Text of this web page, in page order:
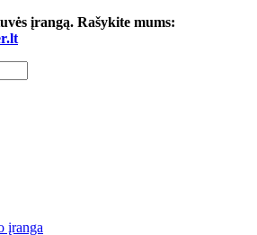
įrangą. Rašykite mums: